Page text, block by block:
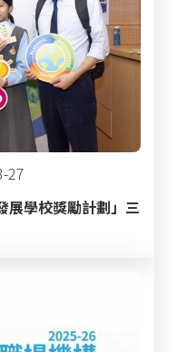
27
展學校獎勵計劃」三